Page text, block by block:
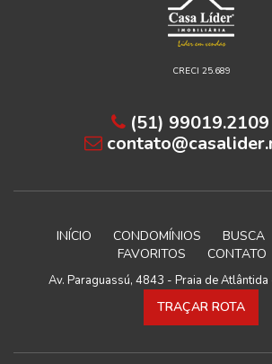
CRECI 25.689
(51) 99019.2109
INÍCIO CONDOMÍNIOS BUSCA
FAVORITOS
CONTATO
Av. Paraguassú, 4843 - Praia de
TRAÇAR ROTA